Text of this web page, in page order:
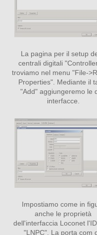
La pagina per il setup
centrali digitali
troviamo nel menu "File-
Properties". Mediante il
"Add" aggiungeremo le
interfacce.
Impostiamo come in
anche le proprietà
dell'interfaccia Loconet
"LNPC". La porta com